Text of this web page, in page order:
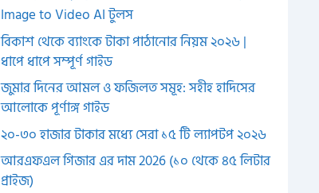
Image to Video AI টুলস
বিকাশ থেকে ব্যাংকে টাকা পাঠানোর নিয়ম ২০২৬ |
ধাপে ধাপে সম্পূর্ণ গাইড
জুমার দিনের আমল ও ফজিলত সমূহ: সহীহ হাদিসের
আলোকে পূর্ণাঙ্গ গাইড
২০-৩০ হাজার টাকার মধ্যে সেরা ১৫ টি ল্যাপটপ ২০২৬
আরএফএল গিজার এর দাম 2026 (১০ থেকে ৪৫ লিটার
প্রাইজ)